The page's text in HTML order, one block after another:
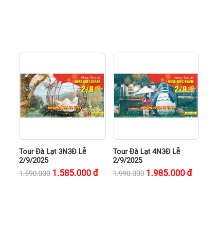
Tour Đà Lạt 3N3Đ Lễ
2/9/2025
1.590.000 1.585.000đ
Tour Đà Lạt 4N3Đ Lễ
2/9/2025
1.990.000 1.985.000đ